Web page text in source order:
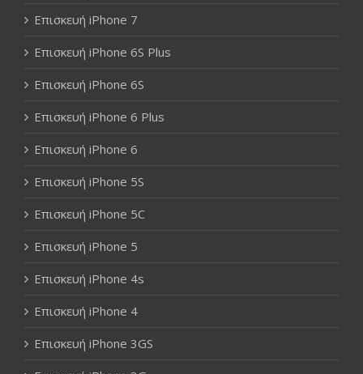
Επισκευή iPhone 7
Επισκευή iPhone 6S Plus
Επισκευή iPhone 6S
Επισκευή iPhone 6 Plus
Επισκευή iPhone 6
Επισκευή iPhone 5S
Επισκευή iPhone 5C
Επισκευή iPhone 5
Επισκευή iPhone 4s
Επισκευή iPhone 4
Επισκευή iPhone 3GS